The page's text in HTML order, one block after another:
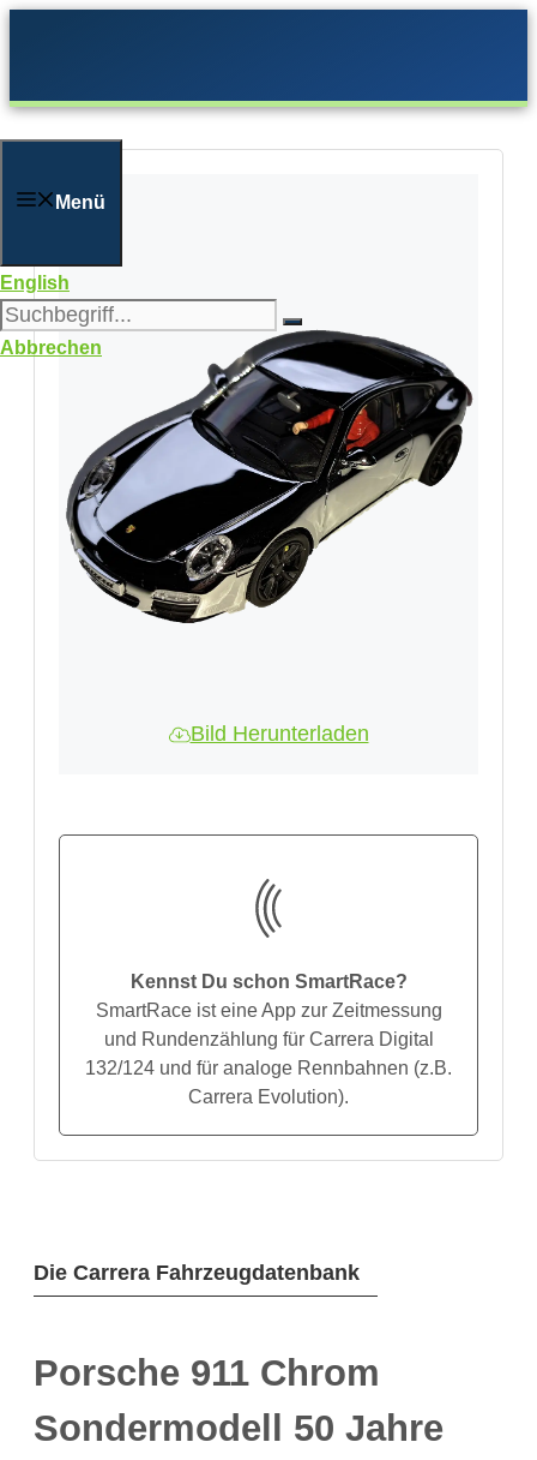
Menü
English
Abbrechen
Die Carrera Fahrzeugdatenbank
Porsche 911 Chrom
Sondermodell 50 Jahre
Bild Herunterladen
Kennst Du schon SmartRace?
SmartRace ist eine App zur Zeitmessung
und Rundenzählung für Carrera Digital
132/124 und für analoge Rennbahnen (z.B.
Carrera Evolution).